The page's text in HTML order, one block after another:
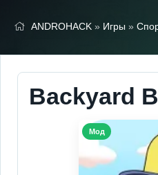
ANDROHACK » Игры »
Backyard
Мод